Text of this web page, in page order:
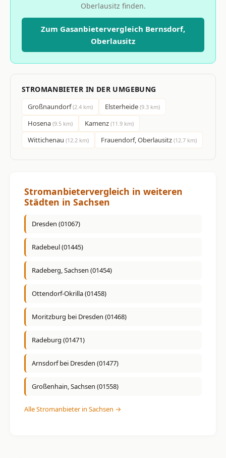
Oberlausitz finden.
Zum Gasanbietervergleich Bernsdorf,
Oberlausitz
STROMANBIETER IN DER UMGEBUNG
Großnaundorf(2.4 km) Elsterheide (9.3 km)
Hosena (9.5 km) Kamenz (11.9 km)
Wittichenau (12.2 km) Frauendorf, Oberlausitz (12.7 km)
Stromanbietervergleich in weiteren
Städten in Sachsen
Dresden (01067)
Radebeul (01445)
Radeberg, Sachsen (01454)
Ottendorf-Okrilla (01458)
Moritzburg bei Dresden (01468)
Radeburg (01471)
Arnsdorf bei Dresden (01477)
Großenhain, Sachsen (01558)
Alle Stromanbieter in Sachsen →